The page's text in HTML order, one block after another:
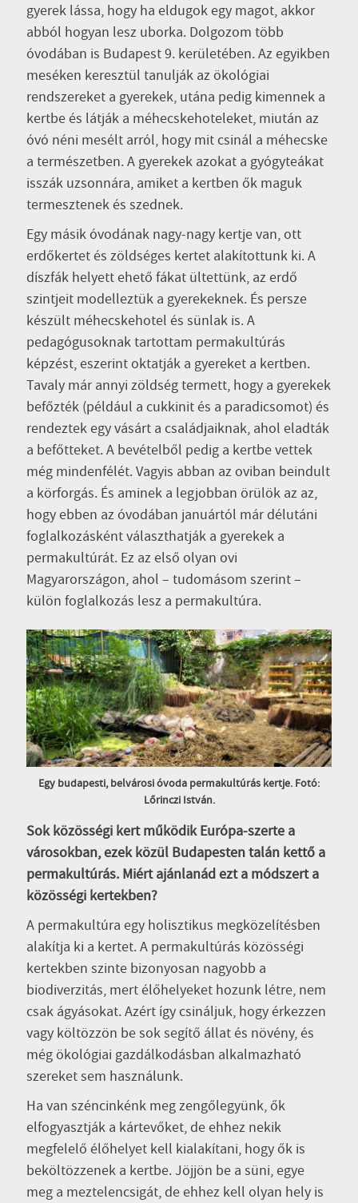
gyerek lássa, hogy ha eldugok egy magot, akkor
abból hogyan lesz uborka. Dolgozom több
óvodában is Budapest 9. kerületében. Az egyikben
meséken keresztül tanulják az ökológiai
rendszereket a gyerekek, utána pedig kimennek a
kertbe és látják a méhecskehoteleket, miután az
óvó néni mesélt arról, hogy mit csinál a méhecske
a természetben. A gyerekek azokat a gyógyteákat
isszák uzsonnára, amiket a kertben ők maguk
termesztenek és szednek.
Egy másik óvodának nagy-nagy kertje van, ott
erdőkertet és zöldséges kertet alakítottunk ki. A
díszfák helyett ehető fákat ültettünk, az erdő
szintjeit modelleztük a gyerekeknek. És persze
készült méhecskehotel és sünlak is. A
pedagógusoknak tartottam permakultúrás
képzést, eszerint oktatják a gyereket a kertben.
Tavaly már annyi zöldség termett, hogy a gyerekek
befőzték (például a cukkinit és a paradicsomot) és
rendeztek egy vásárt a családjaiknak, ahol eladták
a befőtteket. A bevételből pedig a kertbe vettek
még mindenfélét. Vagyis abban az oviban beindult
a körforgás. És aminek a legjobban örülök az az,
hogy ebben az óvodában januártól már délutáni
foglalkozásként választhatják a gyerekek a
permakultúrát. Ez az első olyan ovi
Magyarországon, ahol – tudomásom szerint –
külön foglalkozás lesz a permakultúra.
Egy budapesti, belvárosi óvoda permakultúrás kertje. Fotó:
Lőrinczi István.
Sok közösségi kert működik Európa-szerte a
városokban, ezek közül Budapesten talán kettő a
permakultúrás. Miért ajánlanád ezt a módszert a
közösségi kertekben?
A permakultúra egy holisztikus megközelítésben
alakítja ki a kertet. A permakultúrás közösségi
kertekben szinte bizonyosan nagyobb a
biodiverzitás, mert élőhelyeket hozunk létre, nem
csak ágyásokat. Azért így csináljuk, hogy érkezzen
vagy költözzön be sok segítő állat és növény, és
még ökológiai gazdálkodásban alkalmazható
szereket sem használunk.
Ha van széncinkénk meg zengőlegyünk, ők
elfogyasztják a kártevőket, de ehhez nekik
megfelelő élőhelyet kell kialakítani, hogy ők is
beköltözzenek a kertbe. Jöjjön be a süni, egye
meg a meztelencsigát, de ehhez kell olyan hely is